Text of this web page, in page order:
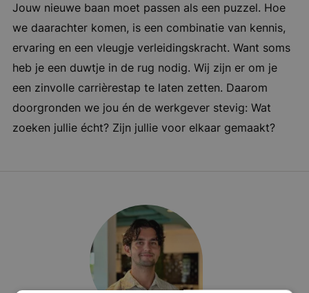
Jouw nieuwe baan moet passen als een puzzel. Hoe
we daarachter komen, is een combinatie van kennis,
ervaring en een vleugje verleidingskracht. Want soms
heb je een duwtje in de rug nodig. Wij zijn er om je
een zinvolle carrièrestap te laten zetten. Daarom
doorgronden we jou én de werkgever stevig: Wat
zoeken jullie écht? Zijn jullie voor elkaar gemaakt?